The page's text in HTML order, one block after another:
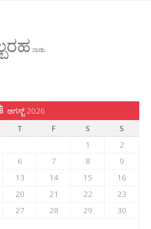
ನಾಡು
ಆಗಸ್ಟ್ 2026
T F S
S
1
2
6 7 8
9
13 14 15
16
20 21 22
23
27 28 29
30